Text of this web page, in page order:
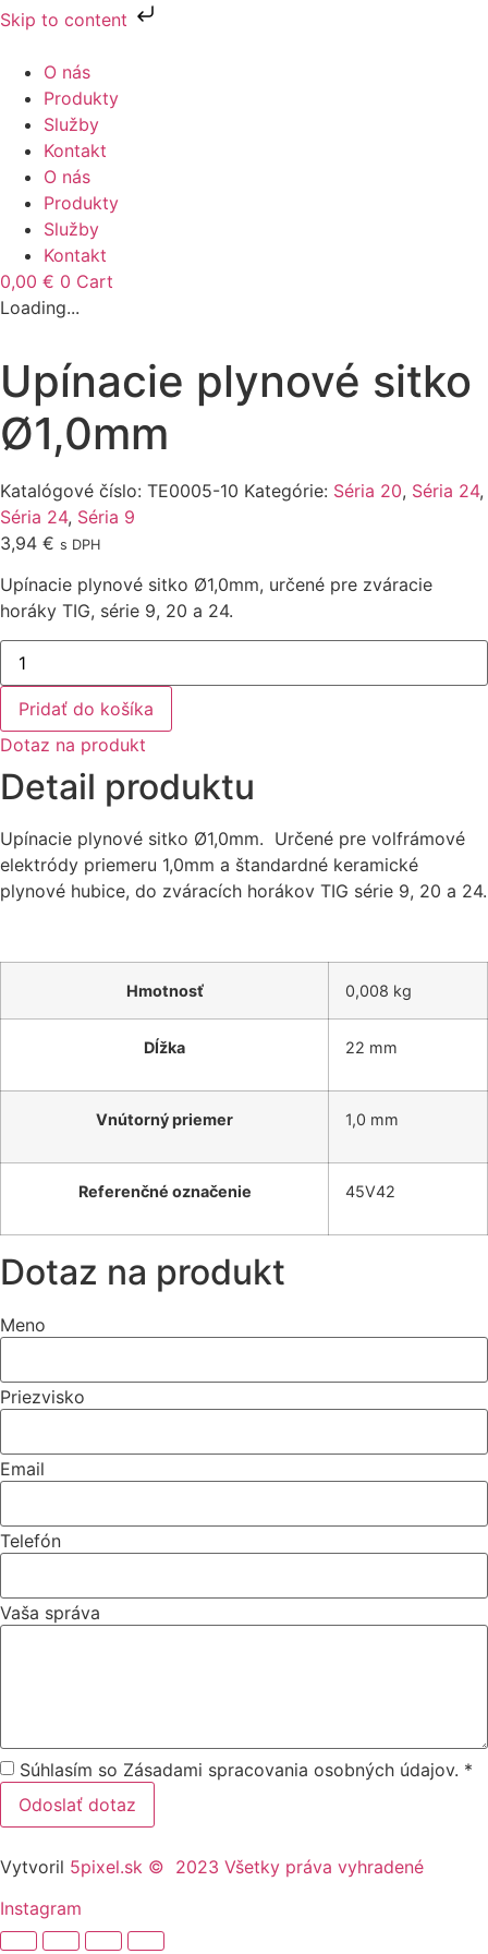
Skip to content
obsah
O nás
Produkty
Služby
Kontakt
O nás
Produkty
Služby
Kontakt
0,00 € 0 Cart
Loading...
Upínacie plynové sitko
Ø1,0mm
Katalógové číslo: TE0005-10 Kategórie: Séria 20, Séria 24,
Séria 24, Séria 9
3,94 € s DPH
Upínacie plynové sitko Ø1,0mm, určené pre zváracie
horáky TIG, série 9, 20 a 24.
množstvo
Upínacie
plynové
sitko
Ø1,0mm
Pridať do košíka
Dotaz na produkt
Detail produktu
Upínacie plynové sitko Ø1,0mm. Určené pre volfrámové
elektródy priemeru 1,0mm a štandardné keramické
plynové hubice, do zváracích horákov TIG série 9, 20 a 24.
Hmotnosť 0,008 kg
Dĺžka 22 mm
Vnútorný priemer 1,0 mm
Referenčné označenie 45V42
Dotaz na produkt
Meno
Priezvisko
Email
Telefón
Vaša správa
Súhlasím so Zásadami spracovania osobných údajov. *
Odoslať dotaz
Vytvoril 5pixel.sk © 2023 Všetky práva vyhradené
Instagram